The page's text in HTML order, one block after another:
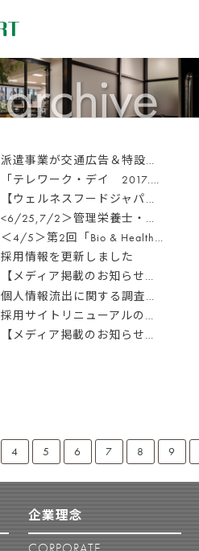
派遣事業が交通広告＆特設サイトを活用したクリエイティブキャンペーンを開始
「テレワーク・デイ 2017.7.24」に実施団体としてエントリーしました
【ウェルネスフードジャパン2017】開催のお知らせ
<6/25,7/2＞管理栄養士・栄養士向け「ITヘルスコーチング・ベーシック講座」開講のお知らせ
＜4/5＞第2回「Bio & Healthcare career +α」セミナー開催のお知らせ
採用情報を更新しました
【メディア掲載のお知らせ】月刊H&Bリテイルに弊社の管理栄養士活用記事が掲載されました
採用サイトリニューアルのお知らせ
【メディア掲載のお知らせ】日本食料新聞にてコラム連載がスタートしました
4 5 6 7 8 9
企業理念